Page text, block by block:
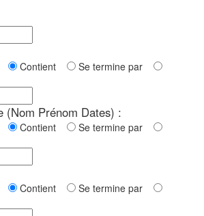
Contient
Se termine par
(Nom Prénom Dates) :
Contient
Se termine par
Contient
Se termine par